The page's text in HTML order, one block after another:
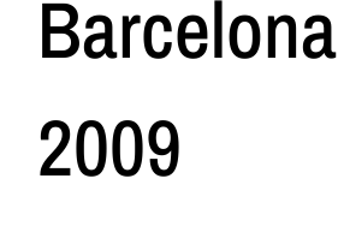
Barcelona
2009